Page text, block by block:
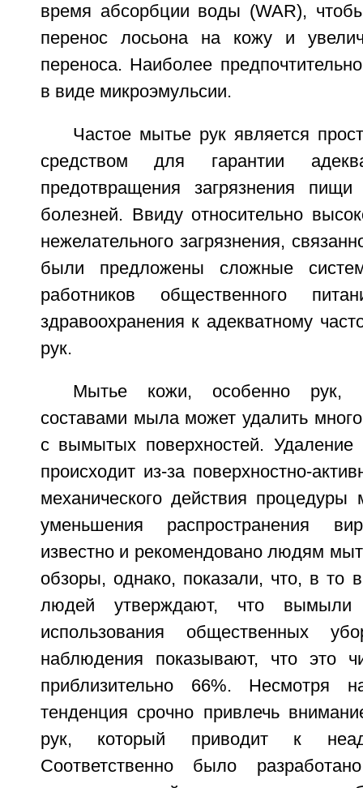
время абсорбции воды (WAR),
перенос лосьона на кожу и
переноса. Наиболее
в виде микроэмульсии.
Частое мытье рук является
средством для гарантии
предотвращения загрязнения пищи
болезней. Ввиду относительно
нежелательного загрязнения,
были предложены сложные
работников общественного
здравоохранения к адекватному
рук.
Мытье кожи, особенно рук,
составами мыла может удалить
с вымытых поверхностей. Удаление
происходит из-за поверхностно-
механического действия
уменьшения распространения
известно и рекомендовано людям
обзоры, однако, показали, что, в то
людей утверждают, что
использования общественных
наблюдения показывают, что это
приблизительно 66%. Несмотря
тенденция срочно привлечь
рук, который приводит к
Соответственно было